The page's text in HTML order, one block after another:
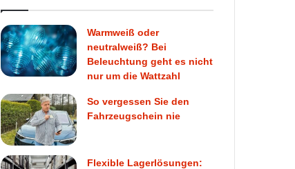
Warmweiß oder
neutralweiß? Bei
Beleuchtung geht es nicht
nur um die Wattzahl
So vergessen Sie den
Fahrzeugschein nie
Flexible Lagerlösungen: